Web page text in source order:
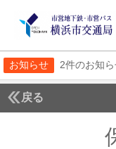
お知らせ 2件のお知
戻る